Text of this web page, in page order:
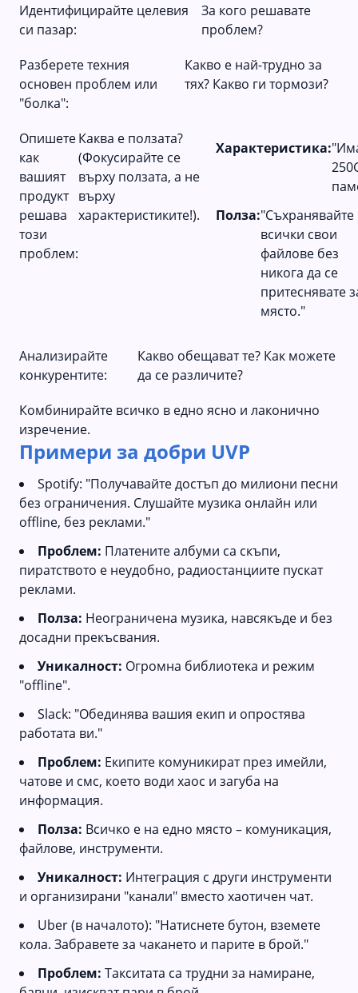
Идентифицирайте целевия
си пазар:
За кого решавате
проблем?
Разберете техния
основен проблем или
"болка":
Какво е най-трудно за
тях? Какво ги тормози?
Опишете
как
вашият
продукт
решава
този
проблем:
Каква е ползата?
(Фокусирайте се
върху ползата, а не
върху
характеристиките!).
Характеристика:
Полза:"Съхранявайте
всички свои
файлове без
никога да се
притеснявате
място."
Анализирайте
конкурентите:
Какво обещават те? Как можете
да се различите?
Комбинирайте всичко в едно ясно и лаконично
изречение.
Примери за добри UVP
Spotify: "Получавайте достъп до милиони песни
без ограничения. Слушайте музика онлайн или
offline, без реклами."
Проблем: Платените албуми са скъпи,
пиратството е неудобно, радиостанциите пускат
реклами.
Полза: Неограничена музика, навсякъде и без
досадни прекъсвания.
Уникалност: Огромна библиотека и режим
"offline".
Slack: "Обединява вашия екип и опростява
работата ви."
Проблем: Екипите комуникират през имейли,
чатове и смс, което води хаос и загуба на
информация.
Полза: Всичко е на едно място – комуникация,
файлове, инструменти.
Уникалност: Интеграция с други инструменти
и организирани "канали" вместо хаотичен чат.
Uber (в началото): "Натиснете бутон, вземете
кола. Забравете за чакането и парите в брой."
Проблем: Такситата са трудни за намиране,